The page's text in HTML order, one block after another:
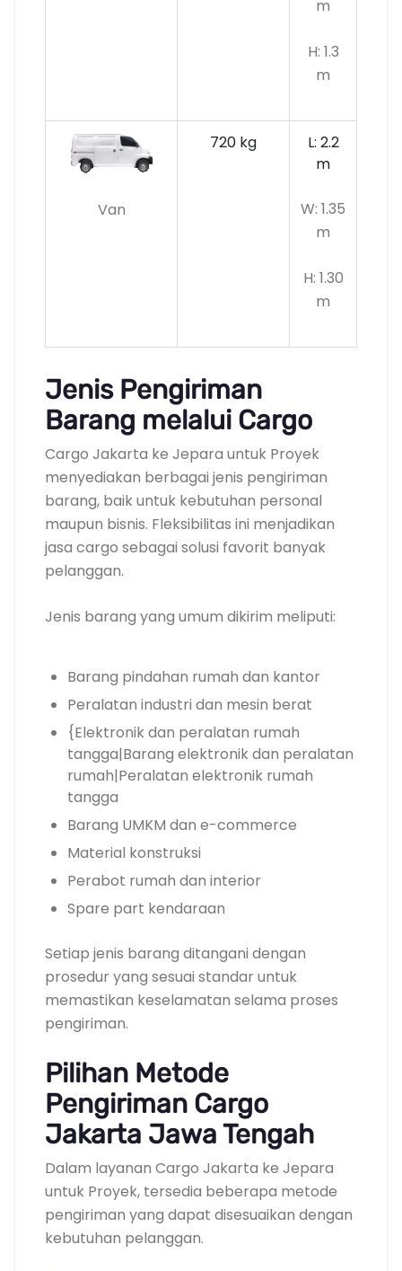
m
H: 1.3
m
Van
720 kg
L: 2.2
m
W: 1.35
m
H: 1.30
m
Jenis Pengiriman
Barang melalui Cargo
Cargo Jakarta ke Jepara untuk Proyek
menyediakan berbagai jenis pengiriman
barang, baik untuk kebutuhan personal
maupun bisnis. Fleksibilitas ini menjadikan
jasa cargo sebagai solusi favorit banyak
pelanggan.
Jenis barang yang umum dikirim meliputi:
Barang pindahan rumah dan kantor
Peralatan industri dan mesin berat
{Elektronik dan peralatan rumah
tangga|Barang elektronik dan peralatan
rumah|Peralatan elektronik rumah
tangga
Barang UMKM dan e-commerce
Material konstruksi
Perabot rumah dan interior
Spare part kendaraan
Setiap jenis barang ditangani dengan
prosedur yang sesuai standar untuk
memastikan keselamatan selama proses
pengiriman.
Pilihan Metode
Pengiriman Cargo
Jakarta Jawa Tengah
Dalam layanan Cargo Jakarta ke Jepara
untuk Proyek, tersedia beberapa metode
pengiriman yang dapat disesuaikan dengan
kebutuhan pelanggan.